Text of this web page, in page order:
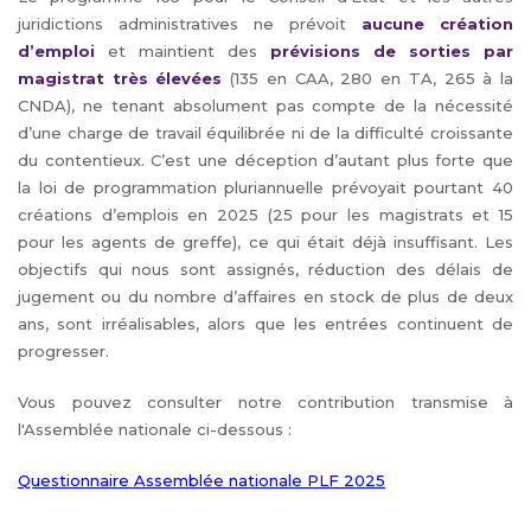
juridictions administratives ne prévoit aucune création
d’emploi et maintient des prévisions de sorties par
magistrat très élevées (135 en CAA, 280 en TA, 265 à la
CNDA), ne tenant absolument pas compte de la nécessité
d’une charge de travail équilibrée ni de la difficulté croissante
du contentieux. C’est une déception d’autant plus forte que
la loi de programmation pluriannuelle prévoyait pourtant 40
créations d’emplois en 2025 (25 pour les magistrats et 15
pour les agents de greffe), ce qui était déjà insuffisant. Les
objectifs qui nous sont assignés, réduction des délais de
jugement ou du nombre d’affaires en stock de plus de deux
ans, sont irréalisables, alors que les entrées continuent de
progresser.
Vous pouvez consulter notre contribution transmise à
l'Assemblée nationale ci-dessous :
Questionnaire Assemblée nationale PLF 2025